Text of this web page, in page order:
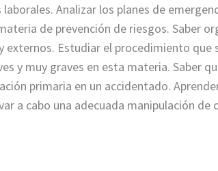
Analizar los planes de
de prevención de riesgos. Saber
Estudiar el procedimiento
y muy graves en esta materia. Saber
primaria en un accidentado.
a cabo una adecuada manipulación